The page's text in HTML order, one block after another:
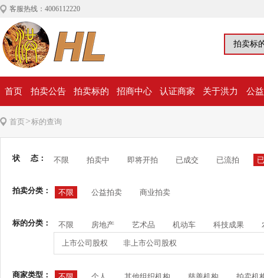
客服热线：4006112220
首页 拍卖公告 拍卖标的 招商中心 认证商家 关于洪力 公
首页>标的查询
状 态： 不限 拍卖中 即将开拍 已成交 已流拍
拍卖分类： 不限 公益拍卖 商业拍卖
标的分类： 不限 房地产 艺术品 机动车 科技成果
上市公司股权 非上市公司股权
商家类型：